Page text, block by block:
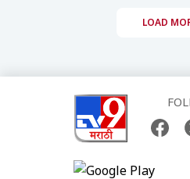
LOAD